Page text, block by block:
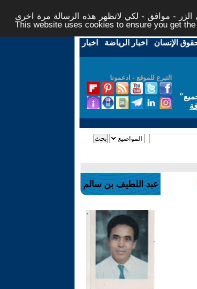
- موافق - لكي لاتظهر هذه الرسالة مرة اخرى -
This website uses cookies to ensure you get
حقوق الإنسان - اخبار الرياضة - اخبار
التبرع للموقع - ادعمونا
"
عبد اللطيف بن سالم